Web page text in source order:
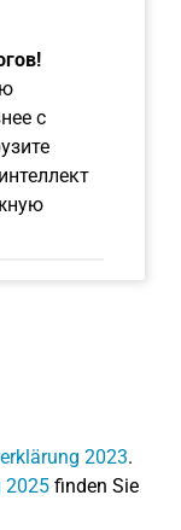
с
2023.
2025 finden Sie